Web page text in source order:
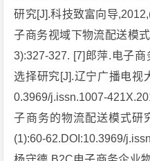
研究[J].科技致富向导
子商务视域下物流配送模
3):327-327. [7]郎萍.电子
选择研究[J].辽宁广播电视
0.3969/j.issn.1007-
子商务的物流配送模式研
(1):60-62.DOI:10.3969/